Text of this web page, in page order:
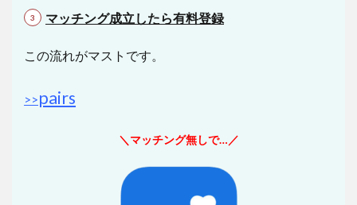
マッチング成立したら有料登録
この流れがマストです。
>>pairs
＼マッチング無しで…／